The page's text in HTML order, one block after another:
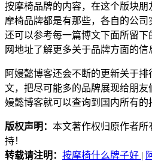
按摩椅品牌的内容，在这个版块
摩椅品牌都是有那些，各自的公司
还可以参考每一篇博文下面所留
网地址了解更多关于品牌方面的信
阿嫚懿博客还会不断的更新关于
文，把尽可能多的品牌展现给朋
嫚懿博客就可以查询到国内所有的
版权声明： 本文著作权归原作者所
持！
转载请注明： 按摩椅什么牌子好 |